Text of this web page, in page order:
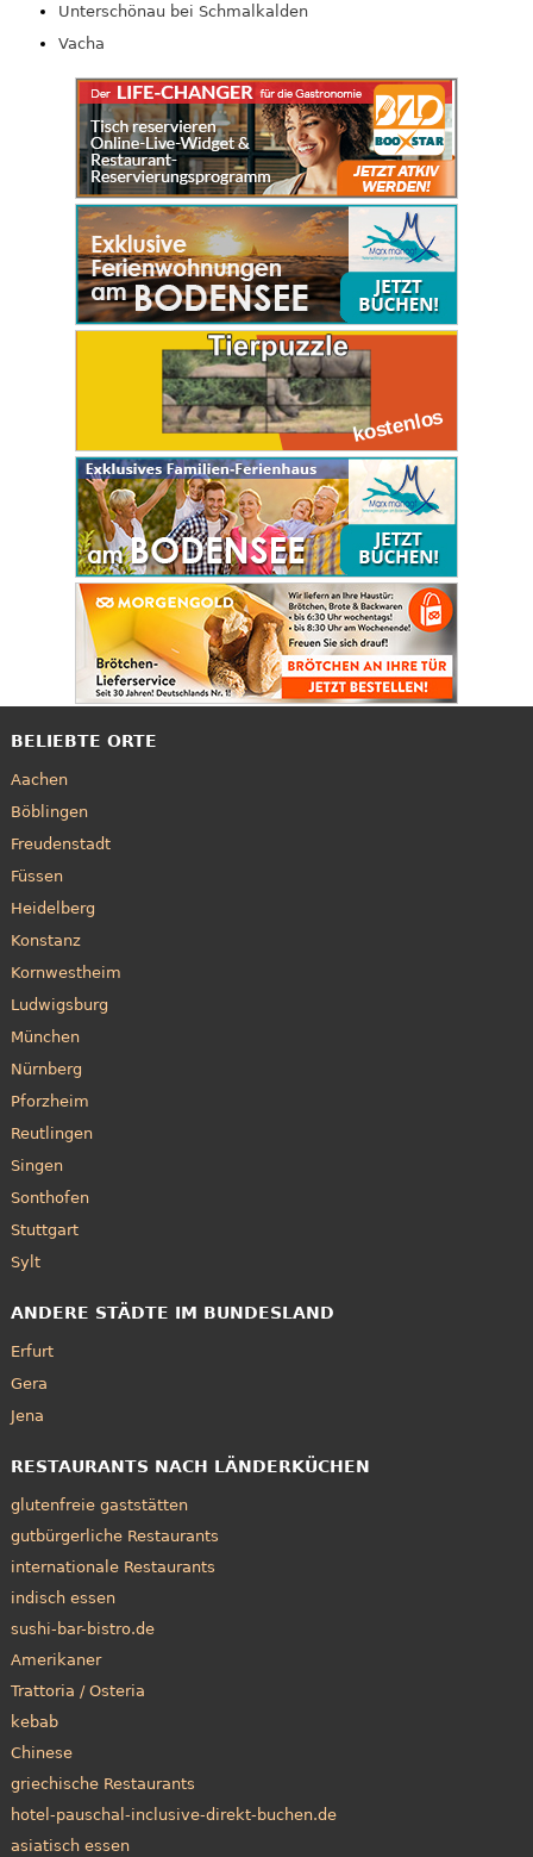
Unterschönau bei Schmalkalden
Vacha
BELIEBTE ORTE
Aachen
Böblingen
Freudenstadt
Füssen
Heidelberg
Konstanz
Kornwestheim
Ludwigsburg
München
Nürnberg
Pforzheim
Reutlingen
Singen
Sonthofen
Stuttgart
Sylt
ANDERE STÄDTE IM BUNDESLAND
Erfurt
Gera
Jena
RESTAURANTS NACH LÄNDERKÜCHEN
glutenfreie gaststätten
gutbürgerliche Restaurants
internationale Restaurants
indisch essen
sushi-bar-bistro.de
Amerikaner
Trattoria / Osteria
kebab
Chinese
griechische Restaurants
hotel-pauschal-inclusive-direkt-buchen.de
asiatisch essen